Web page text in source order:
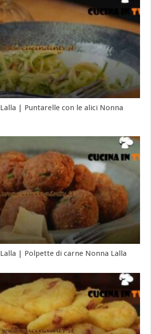
| Puntarelle con le alici Nonna
| Polpette di carne Nonna Lalla